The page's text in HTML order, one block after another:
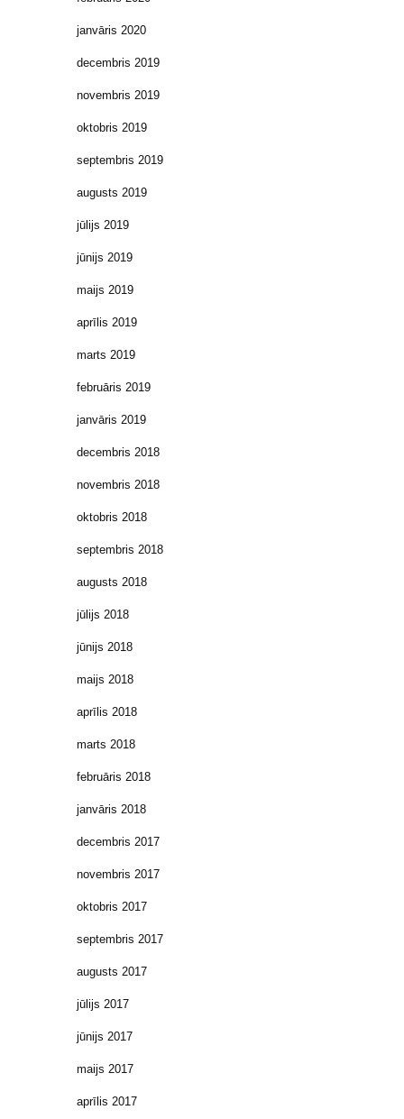
janvāris 2020
decembris 2019
novembris 2019
oktobris 2019
septembris 2019
augusts 2019
jūlijs 2019
jūnijs 2019
maijs 2019
aprīlis 2019
marts 2019
februāris 2019
janvāris 2019
decembris 2018
novembris 2018
oktobris 2018
septembris 2018
augusts 2018
jūlijs 2018
jūnijs 2018
maijs 2018
aprīlis 2018
marts 2018
februāris 2018
janvāris 2018
decembris 2017
novembris 2017
oktobris 2017
septembris 2017
augusts 2017
jūlijs 2017
jūnijs 2017
maijs 2017
aprīlis 2017